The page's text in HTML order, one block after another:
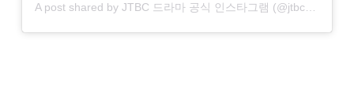
A post shared by JTBC 드라마 공식 인스타그램 (@jtbcdrama)